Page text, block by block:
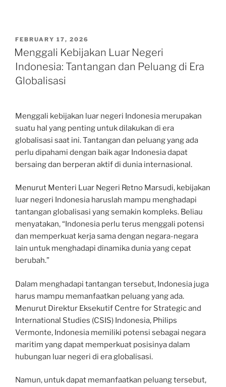
POSTED
ON
FEBRUARY 17, 2026
Menggali Kebijakan Luar Negeri
Indonesia: Tantangan dan Peluang di Era
Globalisasi
Menggali kebijakan luar negeri Indonesia merupakan
suatu hal yang penting untuk dilakukan di era
globalisasi saat ini. Tantangan dan peluang yang ada
perlu dipahami dengan baik agar Indonesia dapat
bersaing dan berperan aktif di dunia internasional.
Menurut Menteri Luar Negeri Retno Marsudi, kebijakan
luar negeri Indonesia haruslah mampu menghadapi
tantangan globalisasi yang semakin kompleks. Beliau
menyatakan, “Indonesia perlu terus menggali potensi
dan memperkuat kerja sama dengan negara-negara
lain untuk menghadapi dinamika dunia yang cepat
berubah.”
Dalam menghadapi tantangan tersebut, Indonesia juga
harus mampu memanfaatkan peluang yang ada.
Menurut Direktur Eksekutif Centre for Strategic and
International Studies (CSIS) Indonesia, Philips
Vermonte, Indonesia memiliki potensi sebagai negara
maritim yang dapat memperkuat posisinya dalam
hubungan luar negeri di era globalisasi.
Namun, untuk dapat memanfaatkan peluang tersebut,